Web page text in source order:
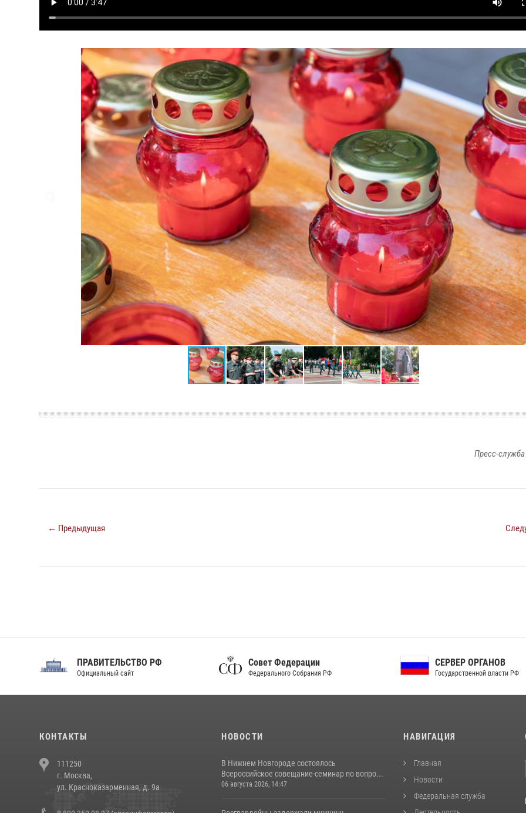
Пресс-служба
← Предыдущая
ПРАВИТЕЛЬСТВО РФ
Официальный сайт
Совет Федерации
Федерального Собрания РФ
СЕРВЕР ОРГАНОВ
Государственной власти РФ
КОНТАКТЫ
111250
г. Москва,
ул. Красноказарменная, д. 9а
НОВОСТИ
В Нижнем Новгороде состоялось
Всероссийское совещание-семинар по вопро...
06 августа 2026, 14:47
НАВИГАЦИЯ
Главная
Новости
Федеральная служба